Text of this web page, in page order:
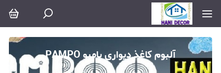
آلبوم کاغذ دیواری پامپو PAMPO